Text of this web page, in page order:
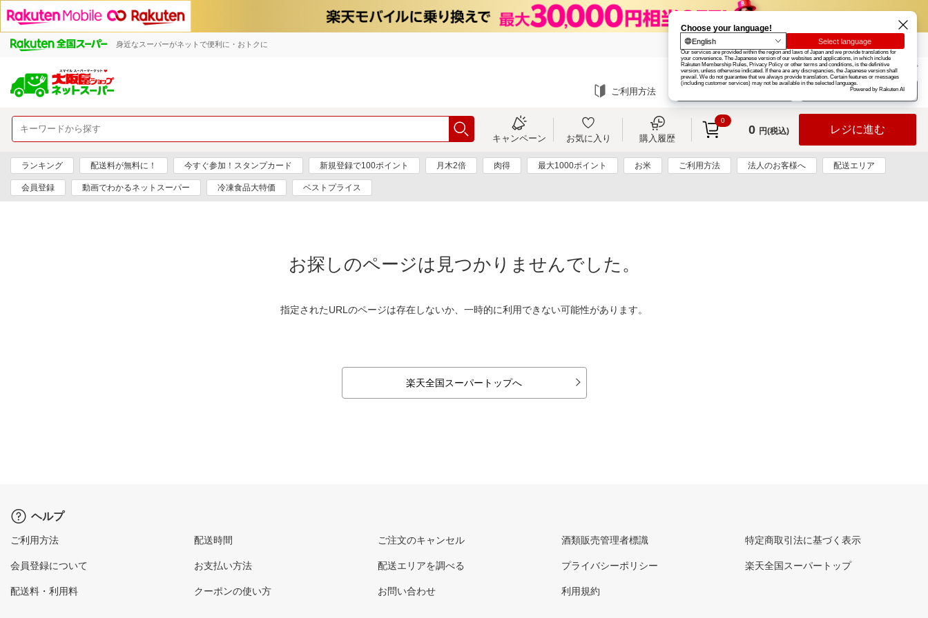
身近なスーパーがネットで便利に・おトクに 楽天グループ カード
お知らせ ヘルプ
ご利用方法 ログイン
キャンペーン お気に入り 購入履歴
0
0 円(税込) レジに進む
ランキング 配送料が無料に！ 今すぐ参加！スタンプカード 新規登録で100ポイント 月木2倍 肉得 最大1000ポイント お米 ご利用方法 法人のお客様へ 配送エリア
会員登録 動画でわかるネットスーパー 冷凍食品大特価 ベストプライス
お探しのページは見つかりませんでした。
指定されたURLのページは存在しないか、一時的に利用できない可能性があります。
楽天全国スーパートップへ
ヘルプ
ご利用方法
会員登録について
配送料・利用料
配送時間
お支払い方法
クーポンの使い方
ご注文のキャンセル
配送エリアを調べる
お問い合わせ
酒類販売管理者標識
プライバシーポリシー
利用規約
特定商取引法に基づく表示
楽天全国スーパートップ